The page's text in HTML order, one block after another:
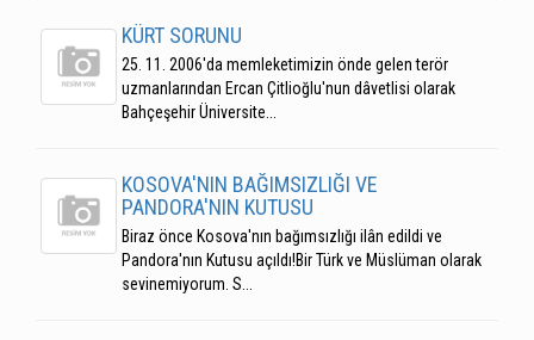
KÜRT SORUNU
25. 11. 2006'da memleketimizin önde gelen terör
uzmanlarından Ercan Çitlioğlu'nun dâvetlisi olarak
Bahçeşehir Üniversite...
KOSOVA'NIN BAĞIMSIZLIĞI VE
PANDORA'NIN KUTUSU
Biraz önce Kosova'nın bağımsızlığı ilân edildi ve
Pandora'nın Kutusu açıldı!Bir Türk ve Müslüman olarak
sevinemiyorum. S...